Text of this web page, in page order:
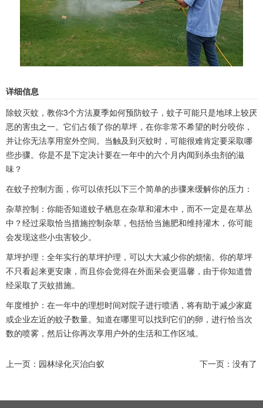
详细信息
除蚊灭蚊，教你3个方法夏季如何预防蚊子，蚊子可能只是地球上较厌
恶的害虫之一。它们占领了你的草坪，在你非常不希望的时分咬你，
并让你无法享用室外空间。当触及到灭蚊时，可能很难肯定要采取哪
些步骤。你是不是下定决计要在一年中的六个月内闻到杀虫剂的滋
味？
在蚊子控制方面，你可以依托以下三个简单的步骤来缓解你的压力：
杂草控制：你能否知道蚊子栖息在杂草和灌木中，而不一定是在草丛
中？经过采取恰当措施控制杂草，包括恰当施肥和维持灌木，你可能
会发现这些小虫害较少。
草坪护理：全年实行的草坪护理，可以大大减少你的烦恼。你的草坪
不只看起来更安康，而且你会觉得在外面呆会更温馨，由于你知道曾
经采取了灭蚊措施。
年度维护：在一年中的理想时间对院子进行喷洒，将有助于减少家庭
或企业左近的蚊子数量。知道在哪里可以找到它们的卵，进行恰当次
数的喷雾，然后让你再次享用户外的生活和工作区域。
上一页： 园林绿化灭治白蚁 下一页：没有了